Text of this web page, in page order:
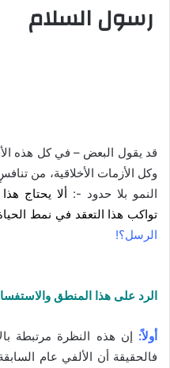
رسول السلام
قد يقول البعض – في كل هذه
وكل الأزمات الأخلاقية، من
النمو بلا حدود -: ألا يحتاج
تواكب هذا التعقد في نمط
الرسل؟!
الرد على هذا المنطق
أولاً: إن هذه النظرة مرتبطة
فالحقيقة أن الألفي عام